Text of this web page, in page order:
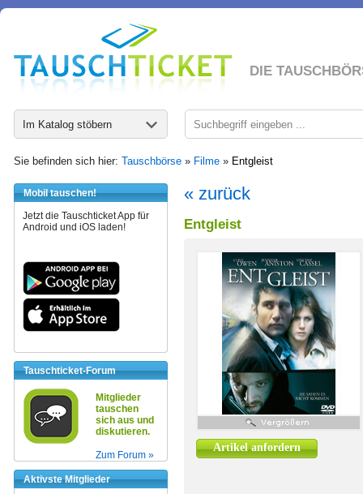
DIE
Im Katalog stöbern
Sie befinden sich hier: Tauschbörse » Filme » Entgleist
Mobil tauschen!
Jetzt die Tauschticket App für
Android und iOS laden!
Tauschticket-Forum
Mitglieder
tauschen
sich aus und
diskutieren.
Zum Forum »
Aktivste Mitglieder
« zurück
Entgleist
Artikel anfordern